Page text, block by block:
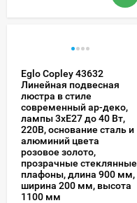
Eglo Copley 43632
Линейная подвесная
люстра в стиле
современный ар-деко,
лампы 3xE27 до 40 Вт,
220В, основание сталь и
алюминий цвета
розовое золото,
прозрачные стеклянные
плафоны, длина 900 мм,
ширина 200 мм, высота
1100 мм